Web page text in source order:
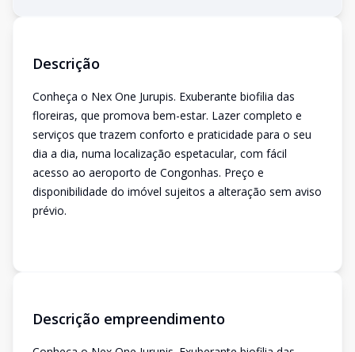
Descrição
Conheça o Nex One Jurupis. Exuberante biofilia das
floreiras, que promova bem-estar. Lazer completo e
serviços que trazem conforto e praticidade para o seu
dia a dia, numa localização espetacular, com fácil
acesso ao aeroporto de Congonhas. Preço e
disponibilidade do imóvel sujeitos a alteração sem aviso
prévio.
Descrição empreendimento